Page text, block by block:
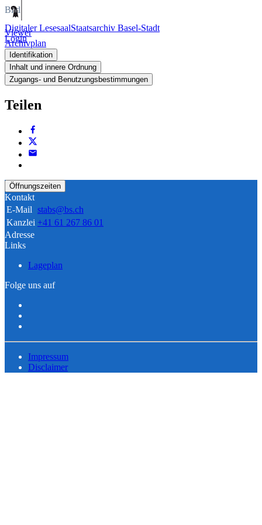
Digitaler LesesaalStaatsarchiv Basel-Stadt
Login
Bild
Viewer
Archivplan
Identifikation
Inhalt und innere Ordnung
Zugangs- und Benutzungsbestimmungen
Teilen
Öffnungszeiten
Kontakt
E-Mail stabs@bs.ch
Kanzlei +41 61 267 86 01
Adresse
Links
Lageplan
Folge uns auf
Impressum
Disclaimer